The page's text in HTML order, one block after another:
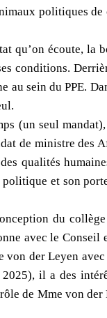
politiques de
qu’on écoute, la
conditions.
sein du PPE.
(un seul
de ministre des
qualités
et son
du collège
avec le Conseil
von der Leyen
il a des
de Mme von